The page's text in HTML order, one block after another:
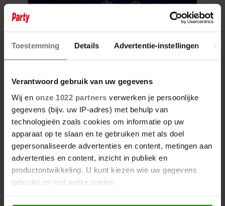
Toestemming Details Advertentie-instellingen
Verantwoord gebruik van uw gegevens
Wij en onze 1022 partners verwerken je persoonlijke
gegevens (bijv. uw IP-adres) met behulp van
technologieën zoals cookies om informatie op uw
apparaat op te slaan en te gebruiken met als doel
gepersonaliseerde advertenties en content, metingen aan
advertenties en content, inzicht in publiek en
productontwikkeling. U kunt kiezen wie uw gegevens
gebruikt en met welke doelen.
6 augustus 2026
ONRUST OVER TOEKOMST VAN
‘DE TOPPERS’: JEROEN VAN
DER BOOM ZET UITSPRAKEN
RECHT